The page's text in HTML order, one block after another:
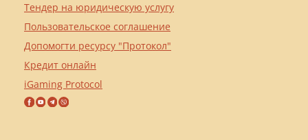
Тендер на юридическую услугу
Пользовательское соглашение
Допомогти ресурсу "Протокол"
Кредит онлайн
iGaming Protocol